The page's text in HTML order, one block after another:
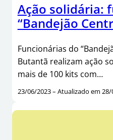
Ação solidária:
“Bandejão
Funcionárias do
Butantã realizam ação
mais de 100 kits com…
23/06/2023 – Atualizado em